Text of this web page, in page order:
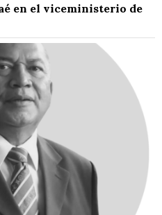
en el viceministerio de